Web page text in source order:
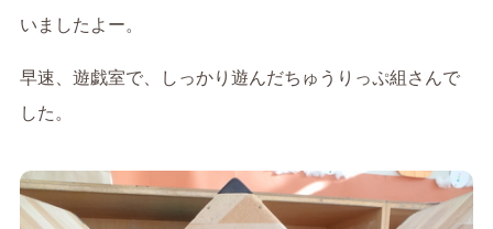
いましたよー。
早速、遊戯室で、しっかり遊んだちゅうりっぷ組さんで
した。